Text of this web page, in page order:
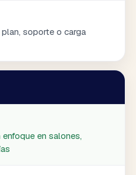
soporte o carga
en salones,